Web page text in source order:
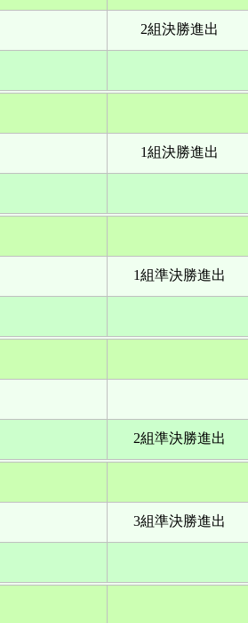
2組決勝進出
1組決勝進出
1組準決勝進出
2組準決勝進出
3組準決勝進出